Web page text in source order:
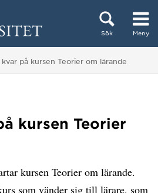
Sök Meny
kvar på kursen Teorier om lärande
kursen Teorier
kursen Teorier om lärande.
som vänder sig till lärare, som